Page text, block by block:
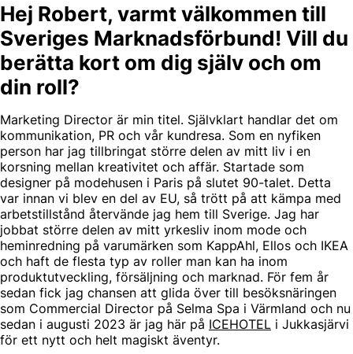
Hej Robert, varmt välkommen till
Sveriges Marknadsförbund! Vill du
berätta kort om dig själv och om
din roll?
Marketing Director är min titel. Självklart handlar det om
kommunikation, PR och vår kundresa. Som en nyfiken
person har jag tillbringat större delen av mitt liv i en
korsning mellan kreativitet och affär. Startade som
designer på modehusen i Paris på slutet 90-talet. Detta
var innan vi blev en del av EU, så trött på att kämpa med
arbetstillstånd återvände jag hem till Sverige. Jag har
jobbat större delen av mitt yrkesliv inom mode och
heminredning på varumärken som KappAhl, Ellos och IKEA
och haft de flesta typ av roller man kan ha inom
produktutveckling, försäljning och marknad. För fem år
sedan fick jag chansen att glida över till besöksnäringen
som Commercial Director på Selma Spa i Värmland och nu
sedan i augusti 2023 är jag här på ICEHOTEL i Jukkasjärvi
för ett nytt och helt magiskt äventyr.